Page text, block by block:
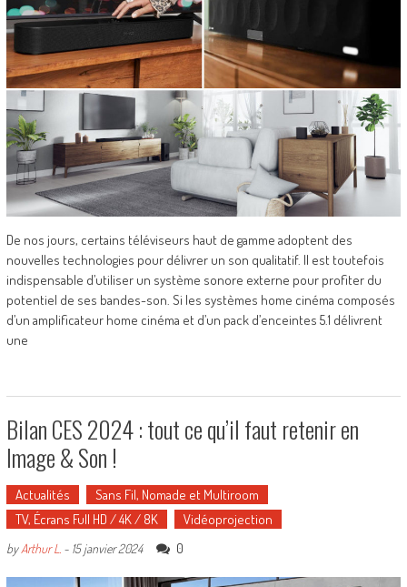
De nos jours, certains téléviseurs haut de gamme adoptent des
nouvelles technologies pour délivrer un son qualitatif. Il est toutefois
indispensable d’utiliser un système sonore externe pour profiter du
potentiel de ses bandes-son. Si les systèmes home cinéma composés
d’un amplificateur home cinéma et d’un pack d’enceintes 5.1 délivrent
une
Bilan CES 2024 : tout ce qu’il faut retenir en
Image & Son !
Actualités
Sans Fil, Nomade et Multiroom
TV, Écrans Full HD / 4K / 8K
Vidéoprojection
byArthur L. - 15 janvier 2024 0